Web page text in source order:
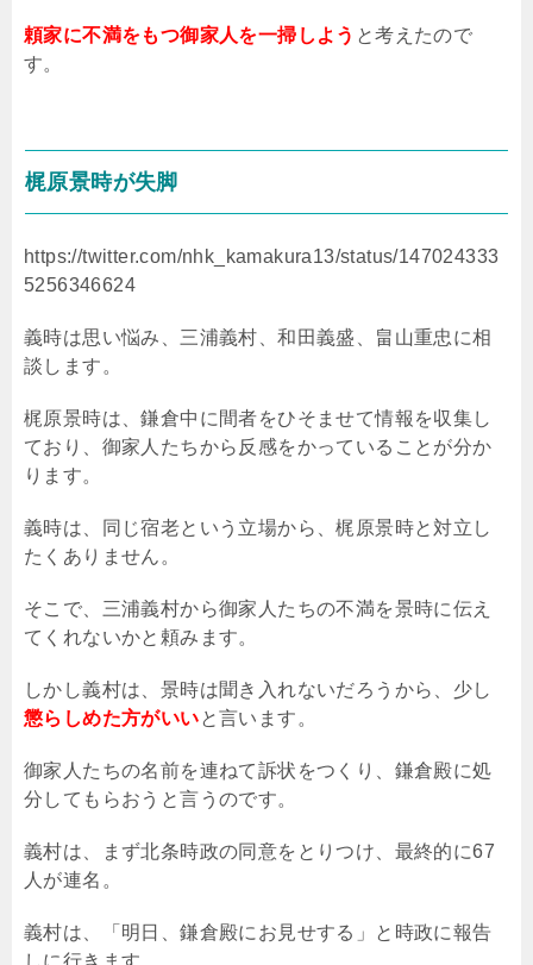
頼家に不満をもつ御家人を一掃しよう と考えたので
す。
梶原景時が失脚
https://twitter.com/nhk_kamakura13/status/147024333
5256346624
義時は思い悩み、三浦義村、和田義盛、畠山重忠に相
談します。
梶原景時は、鎌倉中に間者をひそませて情報を収集し
ており、御家人たちから反感をかっていることが分か
ります。
義時は、同じ宿老という立場から、梶原景時と対立し
たくありません。
そこで、三浦義村から御家人たちの不満を景時に伝え
てくれないかと頼みます。
しかし義村は、景時は聞き入れないだろうから、少し
懲らしめた方がいいと言います。
御家人たちの名前を連ねて訴状をつくり、鎌倉殿に処
分してもらおうと言うのです。
義村は、まず北条時政の同意をとりつけ、最終的に67
人が連名。
義村は、「明日、鎌倉殿にお見せする」と時政に報告